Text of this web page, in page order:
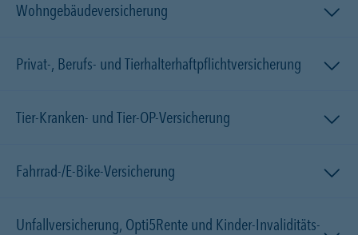
Wohngebäudeversicherung
Privat-, Berufs- und Tierhalterhaftpflichtversicherung
Tier-Kranken- und Tier-OP-Versicherung
Fahrrad-/E-Bike-Versicherung
Unfallversicherung, Opti5Rente und Kinder-Invaliditäts-